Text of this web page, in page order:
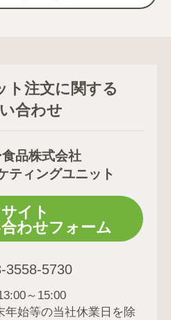
ト注文に関する
合わせ
品株式会社
ティングユニット
イト
わせフォーム
3558-5730
～15:00
年始等の当社休業日を除